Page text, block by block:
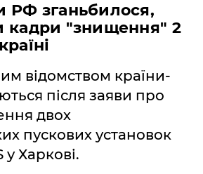
РФ зганьбилося,
кадри "знищення" 2
відомством країни-
після заяви про
двох
пускових установок
Харкові.